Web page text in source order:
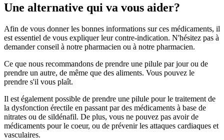
Une alternative qui va vous aider?
Afin de vous donner les bonnes informations sur ces médicaments, il
est essentiel de vous expliquer leur contre-indication. N'hésitez pas à
demander conseil à notre pharmacien ou à notre pharmacien.
Ce que nous recommandons de prendre une pilule par jour ou de
prendre un autre, de même que des aliments. Vous pouvez le
prendre s'il vous plaît.
Il est également possible de prendre une pilule pour le traitement de
la dysfonction érectile en passant par des médicaments à base de
nitrates ou de sildénafil. De plus, vous ne pouvez pas avoir de
médicaments pour le coeur, ou de prévenir les attaques cardiaques et
vasculaires.